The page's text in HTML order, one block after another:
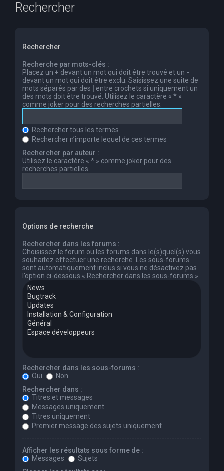
Rechercher
Rechercher
Recherche par mots-clés :
Placez un + devant un mot qui doit être trouvé et un -
devant un mot qui doit être exclu. Saisissez une suite de
mots séparés par des
entre crochets si uniquement un
des mots doit être trouvé. Utilisez le caractère « * »
comme joker pour des recherches partielles.
Rechercher tous les termes
Rechercher n’importe lequel de ces termes
Rechercher par auteur :
Utilisez le caractère « * » comme joker pour des
recherches partielles.
Options de recherche
Rechercher dans les forums :
Choisissez le forum ou les forums dans le(s)quel(s) vous
souhaitez effectuer une recherche. Les sous-forums
sont automatiquement inclus si vous ne désactivez pas
l’option ci-dessous « Rechercher dans les sous-forums ».
Rechercher dans les sous-forums :
Oui
Non
Rechercher dans :
Titres et messages
Messages uniquement
Titres uniquement
Premier message des sujets uniquement
Afficher les résultats sous forme de :
Messages
Sujets